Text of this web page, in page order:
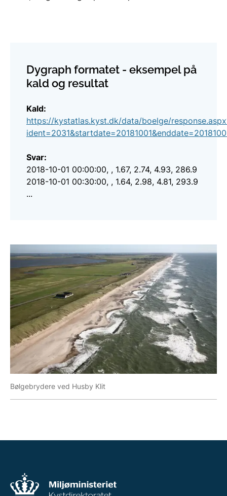
Dygraph formatet - eksempel på
kald og resultat
Kald:
https://kystatlas.kyst.dk/data/boelge/
Svar:
2018-10-01 00:00:00, , 1.67, 2.74, 4.93, 286.9
2018-10-01 00:30:00, , 1.64, 2.98, 4.81, 293.9
...
Bølgebrydere ved Husby Klit